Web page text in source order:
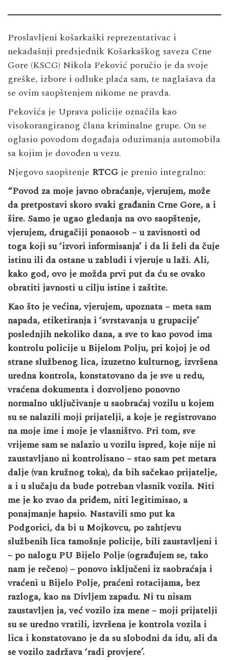
Proslavljeni košarkaški reprezentativac i
nekadašnji predsjednik Košarkaškog saveza Crne
Gore (KSCG) Nikola Peković poručio je da svoje
greške, izbore i odluke plaća sam, te naglašava da
se ovim saopštenjem nikome ne pravda.
Pekovića je Uprava policije označila kao
visokorangiranog člana kriminalne grupe. On se
oglasio povodom događaja oduzimanja automobila
sa kojim je dovođen u vezu.
Njegovo saopštenje RTCG je prenio integralno:
“Povod za moje javno obraćanje, vjerujem, može
da pretpostavi skoro svaki građanin Crne Gore, a i
šire. Samo je ugao gledanja na ovo saopštenje,
vjerujem, drugačiji ponaosob – u zavisnosti od
toga koji su ‘izvori informisanja’ i da li želi da čuje
istinu ili da ostane u zabludi i vjeruje u laži. Ali,
kako god, ovo je možda prvi put da ću se ovako
obratiti javnosti u cilju istine i zaštite.
Kao što je većina, vjerujem, upoznata – meta sam
napada, etiketiranja i ‘svrstavanja u grupacije’
poslednjih nekoliko dana, a sve to kao povod ima
kontrolu policije u Bijelom Polju, pri kojoj je od
strane službenog lica, izuzetno kulturnog, izvršena
uredna kontrola, konstatovano da je sve u redu,
vraćena dokumenta i dozvoljeno ponovno
normalno uključivanje u saobraćaj vozilu u kojem
su se nalazili moji prijatelji, a koje je registrovano
na moje ime i moje je vlasništvo. Pri tom, sve
vrijeme sam se nalazio u vozilu ispred, koje nije ni
zaustavljano ni kontrolisano – stao sam pet metara
dalje (van kružnog toka), da bih sačekao prijatelje,
a i u slučaju da bude potreban vlasnik vozila. Niti
me je ko zvao da priđem, niti legitimisao, a
ponajmanje hapsio. Nastavili smo put ka
Podgorici, da bi u Mojkovcu, po zahtjevu
službenih lica tamošnje policije, bili zaustavljeni i
– po nalogu PU Bijelo Polje (ograđujem se, tako
nam je rečeno) – ponovo isključeni iz saobraćaja i
vraćeni u Bijelo Polje, praćeni rotacijama, bez
razloga, kao na Divljem zapadu. Ni tu nisam
zaustavljen ja, već vozilo iza mene – moji prijatelji
su se uredno vratili, izvršena je kontrola vozila i
lica i konstatovano je da su slobodni da idu, ali da
se vozilo zadržava ‘radi provjere’.